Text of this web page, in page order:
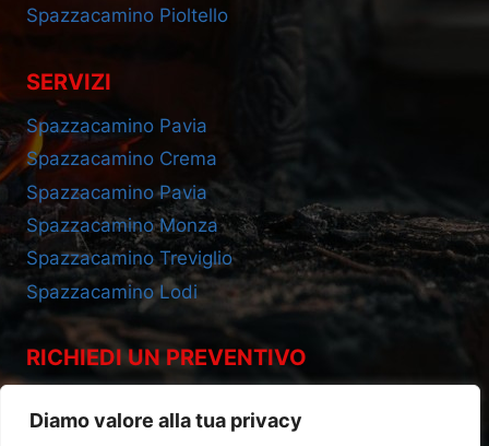
Diamo valore alla tua privacy
Spazzacamino Pioltello
SERVIZI
Spazzacamino Pavia
Spazzacamino Crema
Spazzacamino Pavia
Spazzacamino Monza
Spazzacamino Treviglio
Spazzacamino Lodi
RICHIEDI UN PREVENTIVO
Cell 393.2685695